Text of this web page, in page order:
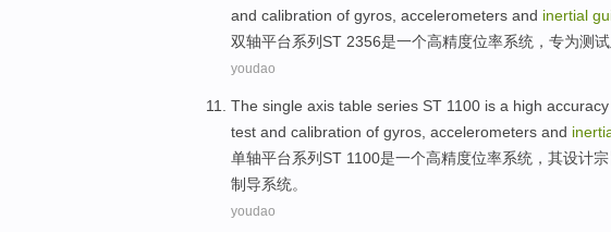
and calibration of gyros accelerometers and inertial
双轴平台系列 ST 2356是一个高精度位率系统 ， 专为测试
youdao
The single axis table series ST 1100 is a high accuracy
test and calibration of gyros accelerometers and
单轴平台系列 ST 1100是一个高精度位率系统 ， 其设计
制导系统。
youdao